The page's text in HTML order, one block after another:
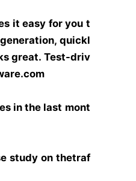
it easy for you t
quickl
great. Test-driv
in the last mont
study on thetraf